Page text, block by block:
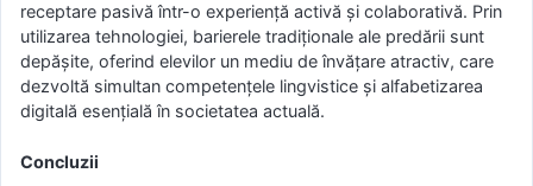
receptare pasivă într-o experiență activă și colaborativă. Prin
utilizarea tehnologiei, barierele tradiționale ale predării sunt
depășite, oferind elevilor un mediu de învățare atractiv, care
dezvoltă simultan competențele lingvistice și alfabetizarea
digitală esențială în societatea actuală.
Concluzii